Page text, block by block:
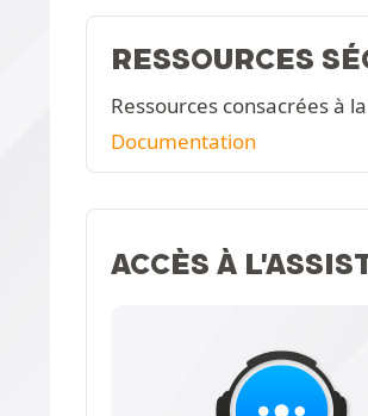
RESSOURCES
Ressources consacrées à
Documentation
ACCÈS À